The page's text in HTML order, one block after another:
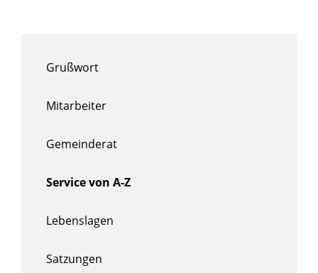
Grußwort
Mitarbeiter
Gemeinderat
Service von A-Z
Lebenslagen
Satzungen